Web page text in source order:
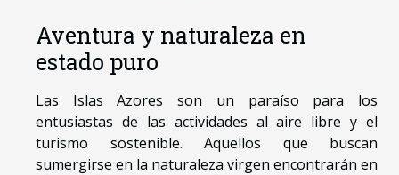
Aventura y naturaleza en
estado puro
Las Islas Azores son un paraíso para los
entusiastas de las actividades al aire libre y el
turismo sostenible. Aquellos que buscan
sumergirse en la naturaleza virgen encontrarán en